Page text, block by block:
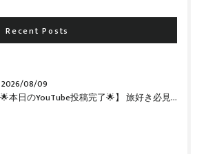
Recent Posts
2026/08/09
【🌟本日のYouTube投稿完了🌟】 旅好き必見🔥!!カスタム満載の極上中古車！ 「NORDEN 901」が入荷いたしました✨【Husqvarna Motorcycles山形】